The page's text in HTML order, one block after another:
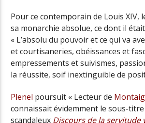
Pour ce contemporain de Louis XIV,
sa monarchie absolue, ce dont il
« L’absolu du pouvoir et ce qui va
et courtisaneries, obéissances et
empressements et suivismes,
la réussite, soif inextinguible de
Plenel poursuit « Lecteur de
connaissait évidemment le sous-titre
scandaleux Discours de la servitude